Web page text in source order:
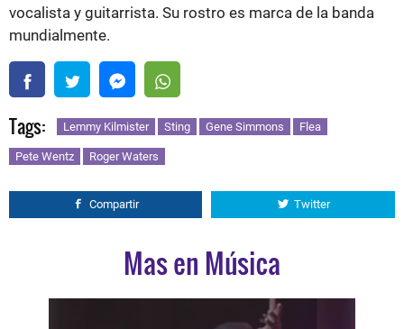
vocalista y guitarrista. Su rostro es marca de la banda
mundialmente.
Tags: Lemmy Kilmister Sting Gene Simmons Flea
Pete Wentz Roger Waters
Compartir Twitter
Mas en Música